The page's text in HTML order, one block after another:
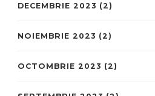
DECEMBRIE 2023 (2)
NOIEMBRIE 2023 (2)
OCTOMBRIE 2023 (2)